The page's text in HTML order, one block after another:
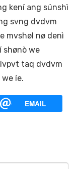
kení ang súnshì
svng dvdvm
mvshøl nø denì
shønò we
taq dvdvm
íe.
EMAIL